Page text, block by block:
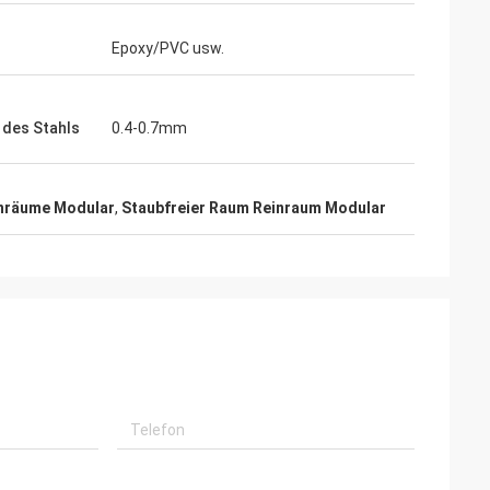
Epoxy/PVC usw.
Stahls 0.4-0.7mm
Modular, Staubfreier Raum Reinraum Modular